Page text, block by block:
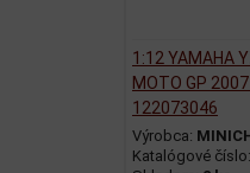
1:12 YAMAHA
MOTO GP
122073046
Výrobca:
Katalógové číslo: